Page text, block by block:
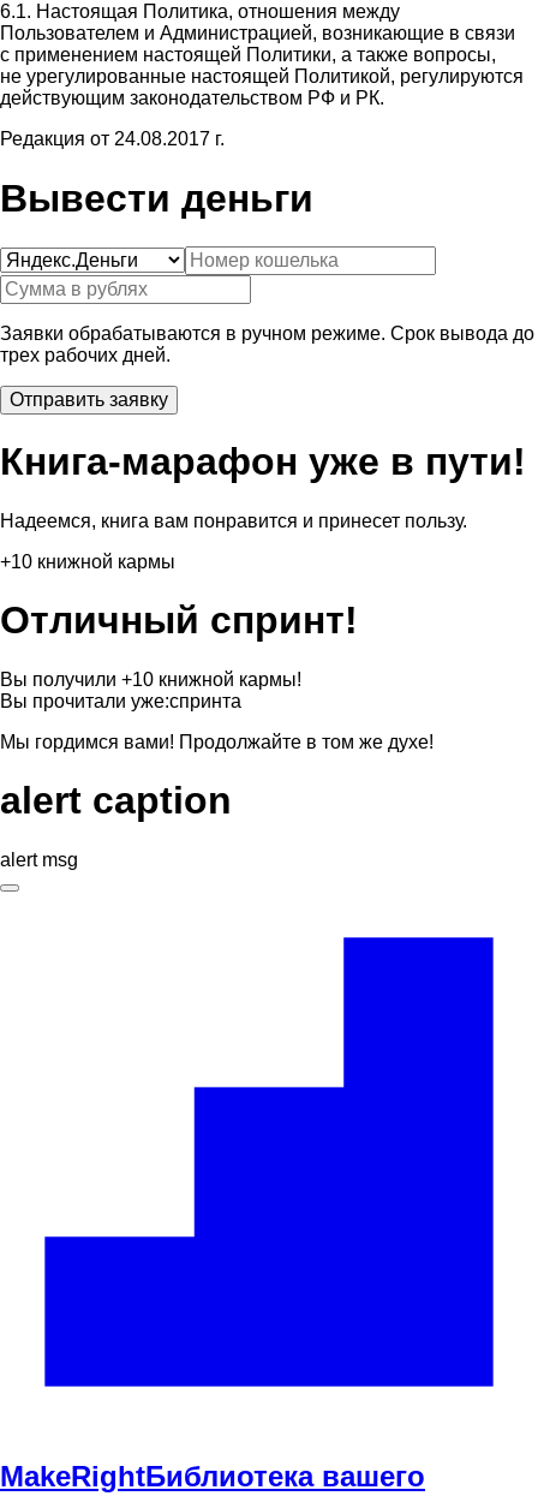
6.1. Настоящая Политика, отношения между
Пользователем и Администрацией, возникающие в связи
с применением настоящей Политики, а также вопросы,
не урегулированные настоящей Политикой, регулируются
действующим законодательством РФ и РК.
Редакция от 24.08.2017 г.
Вывести деньги
Заявки обрабатываются в ручном режиме. Срок вывода до
трех рабочих дней.
Книга-марафон уже в пути!
Надеемся, книга вам понравится и принесет пользу.
+10 книжной кармы
Отличный спринт!
Вы получили +10 книжной кармы!
Вы прочитали уже:спринта
Мы гордимся вами! Продолжайте в том же духе!
alert caption
alert msg
MakeRightБиблиотека вашего